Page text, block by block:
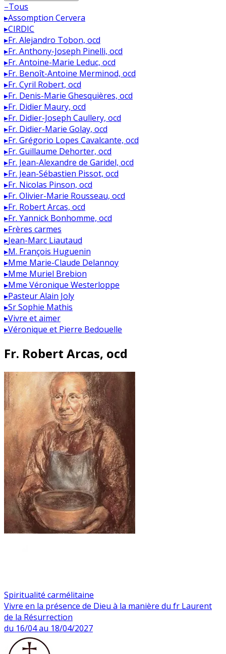
–Tous
▸Assomption Cervera
▸CIRDIC
▸Fr. Alejandro Tobon, ocd
▸Fr. Anthony-Joseph Pinelli, ocd
▸Fr. Antoine-Marie Leduc, ocd
▸Fr. Benoît-Antoine Merminod, ocd
▸Fr. Cyril Robert, ocd
▸Fr. Denis-Marie Ghesquières, ocd
▸Fr. Didier Maury, ocd
▸Fr. Didier-Joseph Caullery, ocd
▸Fr. Didier-Marie Golay, ocd
▸Fr. Grégorio Lopes Cavalcante, ocd
▸Fr. Guillaume Dehorter, ocd
▸Fr. Jean-Alexandre de Garidel, ocd
▸Fr. Jean-Sébastien Pissot, ocd
▸Fr. Nicolas Pinson, ocd
▸Fr. Olivier-Marie Rousseau, ocd
▸Fr. Robert Arcas, ocd
▸Fr. Yannick Bonhomme, ocd
▸Frères carmes
▸Jean-Marc Liautaud
▸M. François Huguenin
▸Mme Marie-Claude Delannoy
▸Mme Muriel Brebion
▸Mme Véronique Westerloppe
▸Pasteur Alain Joly
▸Sr Sophie Mathis
▸Vivre et aimer
▸Véronique et Pierre Bedouelle
Fr. Robert Arcas, ocd
Spiritualité carmélitaine
Vivre en la présence de Dieu à la manière du fr Laurent
de la Résurrection
du 16/04 au 18/04/2027